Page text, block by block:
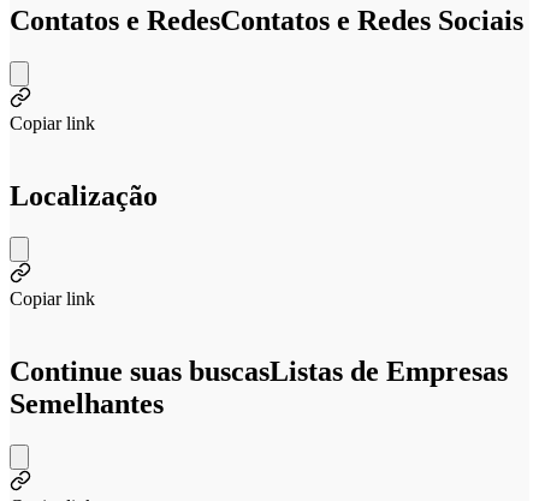
Contatos e RedesContatos e Redes Sociais
Copiar link
Localização
Copiar link
Continue suas buscasListas de Empresas
Semelhantes